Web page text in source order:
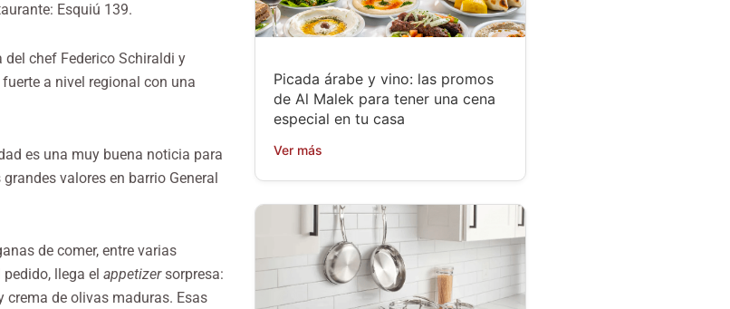
Esquiú 139.
del chef Federico Schiraldi y
a nivel regional con una
es una muy buena noticia para
valores en barrio General
de comer, entre varias
llega el appetizersorpresa:
crema de olivas maduras. Esas
Picada árabe y vino: las promos
de Al Malek para tener una cena
especial en tu casa
Ver más